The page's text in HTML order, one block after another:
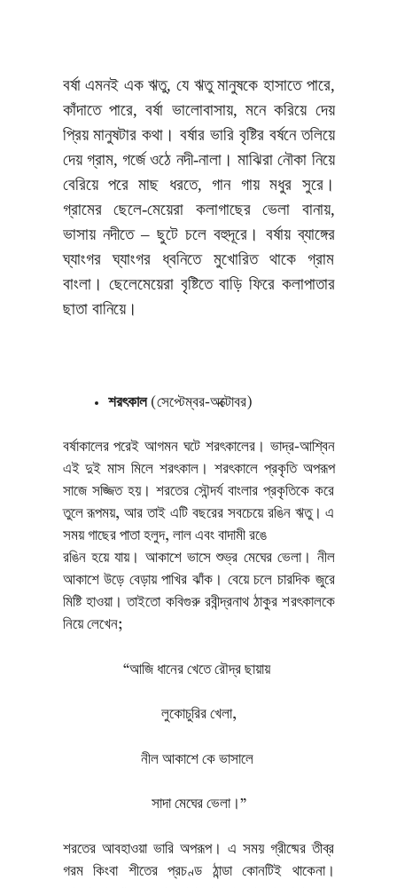
বর্ষা এমনই এক ঋতু, যে ঋতু মানুষকে হাসাতে পারে,
কাঁদাতে পারে, বর্ষা ভালোবাসায়, মনে করিয়ে দেয়
প্রিয় মানুষটার কথা। বর্ষার ভারি বৃষ্টির বর্ষনে তলিয়ে
দেয় গ্রাম, গর্জে ওঠে নদী-নালা। মাঝিরা নৌকা নিয়ে
বেরিয়ে পরে মাছ ধরতে, গান গায় মধুর সুরে।
গ্রামের ছেলে-মেয়েরা কলাগাছের ভেলা বানায়,
ভাসায় নদীতে – ছুটে চলে বহুদূরে। বর্ষায় ব্যাঙ্গের
ঘ্যাংগর ঘ্যাংগর ধ্বনিতে মুখোরিত থাকে গ্রাম
বাংলা। ছেলেমেয়েরা বৃষ্টিতে বাড়ি ফিরে কলাপাতার
ছাতা বানিয়ে।
শরৎকাল(সেপ্টেম্বর-অক্টোবর)
বর্ষাকালের পরেই আগমন ঘটে শরৎকালের। ভাদ্র-আশ্বিন
এই দুই মাস মিলে শরৎকাল। শরৎকালে প্রকৃতি অপরূপ
সাজে সজ্জিত হয়। শরতের সৌন্দর্য বাংলার প্রকৃতিকে করে
তুলে রূপময়, আর তাই এটি বছরের সবচেয়ে রঙিন ঋতু। এ
সময় গাছের পাতা হলুদ, লাল এবং বাদামী রঙে
রঙিন হয়ে যায়। আকাশে ভাসে শুভ্র মেঘের ভেলা। নীল
আকাশে উড়ে বেড়ায় পাখির ঝাঁক। বেয়ে চলে চারদিক জুরে
মিষ্টি হাওয়া। তাইতো কবিগুরু রবীন্দ্রনাথ ঠাকুর শরৎকালকে
নিয়ে লেখেন;
“আজি ধানের খেতে রৌদ্র ছায়ায়
লুকোচুরির খেলা,
নীল আকাশে কে ভাসালে
সাদা মেঘের ভেলা।”
শরতের আবহাওয়া ভারি অপরূপ। এ সময় গ্রীষ্মের তীব্র
গরম কিংবা শীতের প্রচণ্ড ঠান্ডা কোনটিই থাকেনা।